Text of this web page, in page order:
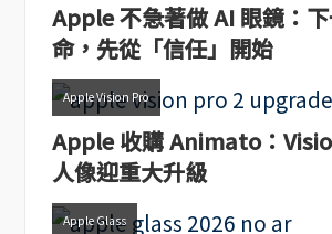
Apple 不急著做 AI 眼鏡：
命，先從「信任」開始
Apple Vision Pro
Apple 收購 Animato：
人像迎重大升級
Apple Glass